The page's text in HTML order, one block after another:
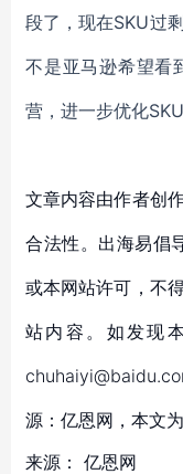
段了，现在SKU过
不是亚马逊希望看
营，进一步优化SKU
文章内容由作者创
合法性。出海易倡
或本网站许可，不
站内容。如发现
源：亿恩网，本文
来源： 亿恩网